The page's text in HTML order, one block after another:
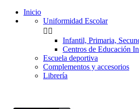
Inicio
Uniformidad Escolar
 
Infantil, Primaria,
Centros de Educación
Escuela deportiva
Complementos y accesorios
Librería